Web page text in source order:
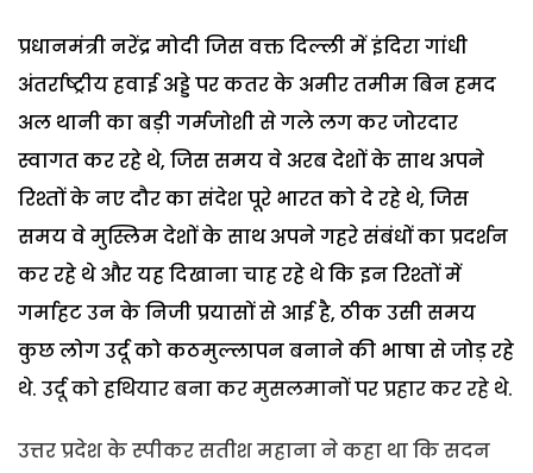
प्रधानमंत्री नरेंद्र मोदी जिस वक्त दिल्ली में इंदिरा गांधी
अंतर्राष्ट्रीय हवाई अड्डे पर कतर के अमीर तमीम बिन हमद
अल थानी का बड़ी गर्मजोशी से गले लग कर जोरदार
स्वागत कर रहे थे, जिस समय वे अरब देशों के साथ अपने
रिश्तों के नए दौर का संदेश पूरे भारत को दे रहे थे, जिस
समय वे मुस्लिम देशों के साथ अपने गहरे संबंधों का प्रदर्शन
कर रहे थे और यह दिखाना चाह रहे थे कि इन रिश्तों में
गर्माहट उन के निजी प्रयासों से आई है, ठीक उसी समय
कुछ लोग उर्दू को कठमुल्लापन बनाने की भाषा से जोड़ रहे
थे. उर्दू को हथियार बना कर मुसलमानों पर प्रहार कर रहे थे.
उत्तर प्रदेश के स्पीकर सतीश महाना ने कहा था कि सदन